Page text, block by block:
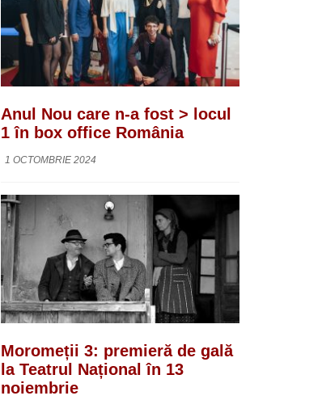
Anul Nou care n-a fost > locul
1 în box office România
1 OCTOMBRIE 2024
Moromeții 3: premieră de gală
la Teatrul Național în 13
noiembrie